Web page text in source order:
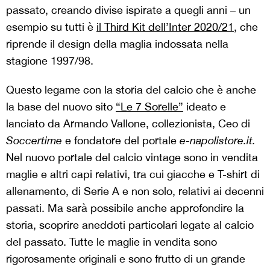
passato, creando divise ispirate a quegli anni – un
esempio su tutti è il Third Kit dell’Inter 2020/21, che
riprende il design della maglia indossata nella
stagione 1997/98.
Questo legame con la storia del calcio che è anche
la base del nuovo sito “Le 7 Sorelle” ideato e
lanciato da Armando Vallone, collezionista, Ceo di
Soccertime e fondatore del portale e-napolistore.it.
Nel nuovo portale del calcio vintage sono in vendita
maglie e altri capi relativi, tra cui giacche e T-shirt di
allenamento, di Serie A e non solo, relativi ai decenni
passati. Ma sarà possibile anche approfondire la
storia, scoprire aneddoti particolari legate al calcio
del passato. Tutte le maglie in vendita sono
rigorosamente originali e sono frutto di un grande